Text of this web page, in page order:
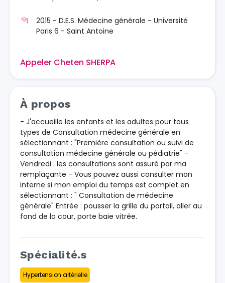
2015 - D.E.S. Médecine générale - Université
Paris 6 - Saint Antoine
Appeler Cheten SHERPA
À propos
- J'accueille les enfants et les adultes pour tous
types de Consultation médecine générale en
sélectionnant : "Première consultation ou suivi de
consultation médecine générale ou pédiatrie" -
Vendredi : les consultations sont assuré par ma
remplaçante - Vous pouvez aussi consulter mon
interne si mon emploi du temps est complet en
sélectionnant : " Consultation de médecine
générale" Entrée : pousser la grille du portail, aller au
fond de la cour, porte baie vitrée.
Spécialité.s
Hypertension artérielle